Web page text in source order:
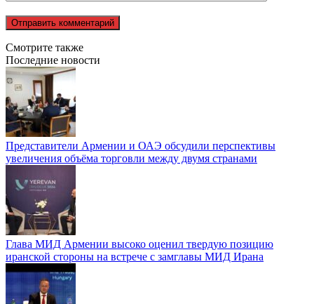
Смотрите также
Последние новости
Представители Армении и ОАЭ обсудили перспективы
увеличения объёма торговли между двумя странами
Глава МИД Армении высоко оценил твердую позицию
иранской стороны на встрече с замглавы МИД Ирана